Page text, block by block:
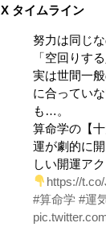
大きくエネルギ
力をため込んで
一気に解き放ち
X タイムライン
努力は同じ
「空回りす
実は世間一
に合ってい
も…。
算命学の【
運が劇的に
しい開運ア
https://
#算命学 #運